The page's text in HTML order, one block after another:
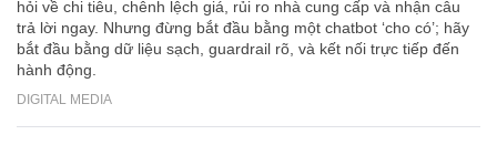
hỏi về chi tiêu, chênh lệch giá, rủi ro nhà cung cấp và nhận câu
trả lời ngay. Nhưng đừng bắt đầu bằng một chatbot ‘cho có’; hãy
bắt đầu bằng dữ liệu sạch, guardrail rõ, và kết nối trực tiếp đến
hành động.
DIGITAL MEDIA